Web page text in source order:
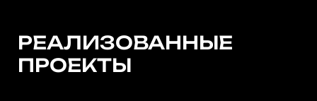
РЕАЛИЗОВАННЫЕ
ПРОЕКТЫ